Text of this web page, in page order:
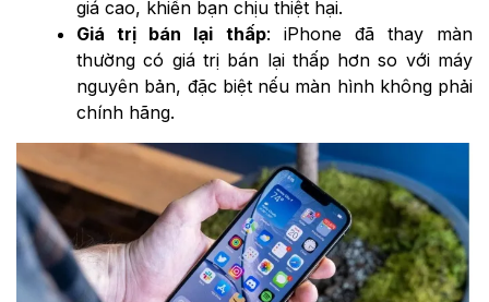
giá cao, khiến bạn chịu thiệt hại.
Giá trị bán lại thấp: iPhone đã thay màn
thường có giá trị bán lại thấp hơn so với máy
nguyên bản, đặc biệt nếu màn hình không phải
chính hãng.